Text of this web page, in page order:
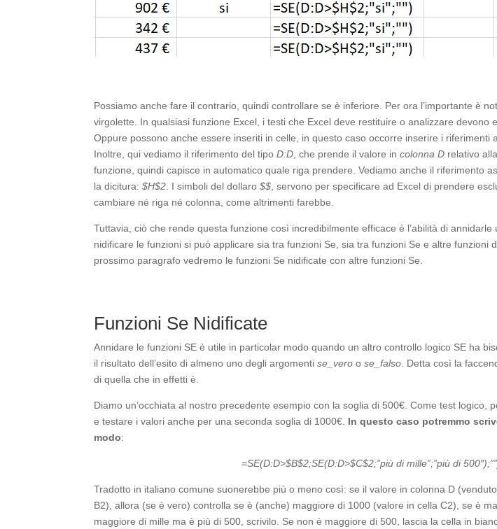
Possiamo anche fare il contrario, quindi controllare se è inferiore. Per ora l’importante è
virgolette. In qualsiasi funzione Excel, i testi che Excel deve restituire o analizzare devono
Oppure possono anche essere inseriti in celle, in questo caso occorre inserire i riferimenti
Inoltre, qui vediamo il riferimento del tipoD:D , che prende il valore incolonna D relativo
funzione, quindi capisce in automatico quale riga prendere. Vediamo anche il riferimento
la dicitura:$H$2 . I simboli del dollaro$$ , servono per specificare ad Excel di prendere
cambiare né riga né colonna, come altrimenti farebbe.
Tuttavia, ciò che rende questa funzione così incredibilmente efficace è l’abilità di annidarle
nidificare le funzioni si può applicare sia tra funzioni Se, sia tra funzioni Se e altre funzioni
prossimo paragrafo vedremo le funzioni Se nidificate con altre funzioni Se.
Funzioni Se Nidificate
Annidare le funzioni SE è utile in particolar modo quando un altro controllo logico SE ha
il risultato dell’esito di almeno uno degli argomentise_vero ose_falso . Detta così la
di quella che in effetti è.
Diamo un’occhiata al nostro precedente esempio con la soglia di 500€. Come test logico,
e testare i valori anche per una seconda soglia di 1000€. In questo caso potremmo
modo:
=SE(D:D>$B$2;SE(D:D>$C$2;”più di mille”;”più di
Tradotto in italiano comune suonerebbe più o meno così: se il valore in colonna D
B2), allora (se è vero) controlla se è (anche) maggiore di 1000 (valore in cella C2), se è
maggiore di mille ma è più di 500, scrivilo. Se non è maggiore di 500, lascia la cella in